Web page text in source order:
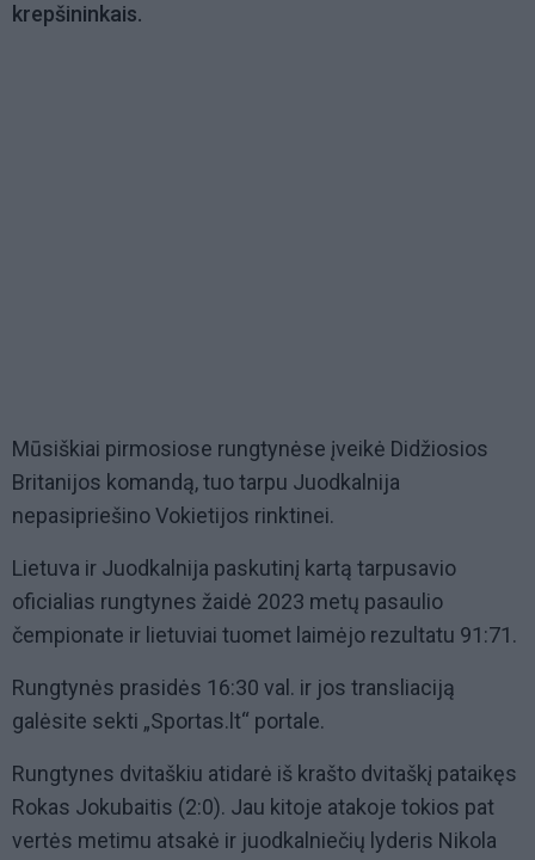
krepšininkais.
Mūsiškiai pirmosiose rungtynėse įveikė Didžiosios
Britanijos komandą, tuo tarpu Juodkalnija
nepasipriešino Vokietijos rinktinei.
Lietuva ir Juodkalnija paskutinį kartą tarpusavio
oficialias rungtynes žaidė 2023 metų pasaulio
čempionate ir lietuviai tuomet laimėjo rezultatu 91:71.
Rungtynės prasidės 16:30 val. ir jos transliaciją
galėsite sekti „Sportas.lt“ portale.
Rungtynes dvitaškiu atidarė iš krašto dvitaškį pataikęs
Rokas Jokubaitis (2:0). Jau kitoje atakoje tokios pat
vertės metimu atsakė ir juodkalniečių lyderis Nikola